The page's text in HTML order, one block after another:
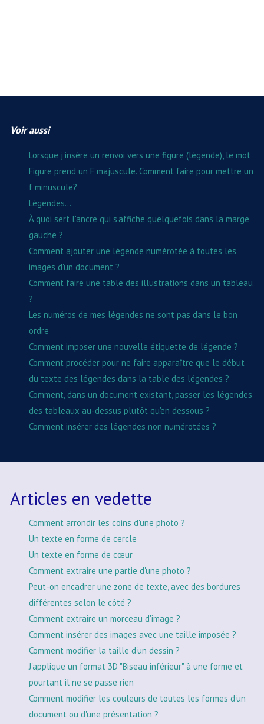
Voir aussi
Lorsque j'insère un renvoi vers une figure (légende), le mot
Figure prend un F majuscule. Comment faire pour mettre un
f minuscule?
Légendes...
À quoi sert l'ancre qui s'affiche quelquefois dans la marge
gauche ?
Comment ajouter une légende numérotée à toutes les
images d'un document ?
Comment faire une table des illustrations dans un tableau
?
Les numéros de mes légendes ne sont pas dans le bon
ordre
Comment imposer une nouvelle étiquette de légende ?
Comment procéder pour ne faire apparaître que le début
du texte des légendes dans la table des légendes ?
Comment, dans un document existant, passer les légendes
des tableaux au-dessus plutôt qu'en dessous ?
Comment insérer des légendes non numérotées ?
Articles en vedette
Comment arrondir les coins d'une photo ?
Un texte en forme de cercle
Un texte en forme de cœur
Comment extraire une partie d'une photo ?
Peut-on encadrer une zone de texte, avec des bordures
différentes selon le côté ?
Comment extraire un morceau d'image ?
Comment insérer des images avec une taille imposée ?
Comment modifier la taille d'un dessin ?
J'applique un format 3D "Biseau inférieur" à une forme et
pourtant il ne se passe rien
Comment modifier les couleurs de toutes les formes d'un
document ou d'une présentation ?